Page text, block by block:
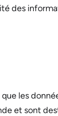
des
les
et sont